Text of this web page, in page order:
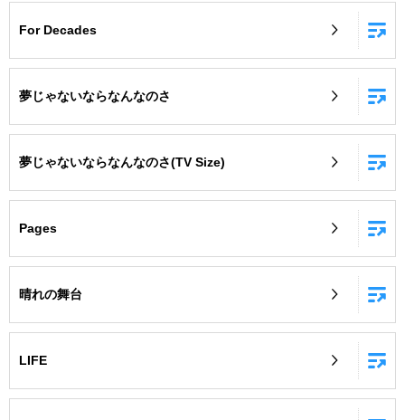
For Decades
夢じゃないならなんなのさ
夢じゃないならなんなのさ(TV Size)
Pages
晴れの舞台
LIFE